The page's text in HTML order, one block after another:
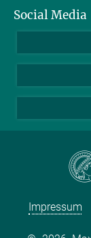
Pressebereich
Stellenangebote
Social Media
LinkedIn
Impressum